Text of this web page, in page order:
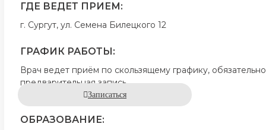
ГДЕ ВЕДЕТ ПРИЕМ:
г. Сургут, ул. Семена Билецкого 12
ГРАФИК РАБОТЫ:
Врач ведет приём по скользящему графику, обязательно
предварительная запись
Записаться
ОБРАЗОВАНИЕ: